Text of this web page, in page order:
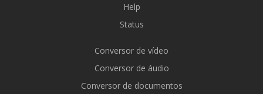
Help
Status
Conversor de vídeo
Conversor de áudio
Conversor de documentos